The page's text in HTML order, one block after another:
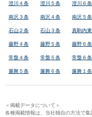
澄川４条 澄川５条 澄川６条
南沢３条 南沢４条 南沢５条
石山２条 石山３条 真駒内
藤野４条 藤野５条 藤野６条
常盤４条 常盤５条 常盤６条
簾舞５条 簾舞６条 簾舞１条
＜掲載データについて＞
各種掲載情報は、当社独自の方法で